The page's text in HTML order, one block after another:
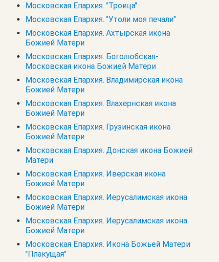
Московская Епархия. "Троица"
Московская Епархия. "Утоли моя печали"
Московская Епархия. Ахтырская икона
Божией Матери
Московская Епархия. Боголюбская-
Московская икона Божией Матери
Московская Епархия. Владимирская икона
Божией Матери
Московская Епархия. Влахернская икона
Божией Матери
Московская Епархия. Грузинская икона
Божией Матери
Московская Епархия. Донская икона Божией
Матери
Московская Епархия. Иверская икона
Божией Матери
Московская Епархия. Иерусалимская икона
Божией Матери
Московская Епархия. Иерусалимская икона
Божией Матери
Московская Епархия. Икона Божьей Матери
"Плакущая"